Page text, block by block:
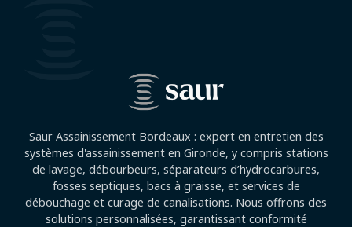
Saur Assainissement Bordeaux : expert en entretien des
systèmes d'assainissement en Gironde, y compris stations
de lavage, débourbeurs, séparateurs d’hydrocarbures,
fosses septiques, bacs à graisse, et services de
débouchage et curage de canalisations. Nous offrons des
solutions personnalisées, garantissant conformité